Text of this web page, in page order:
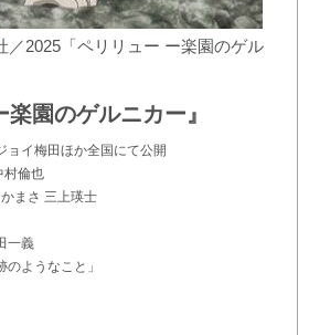
／2025「ペリリュー ー楽園のゲル
楽園のゲルニカー』
イ梅田ほか全国にて公開
村倫也
まさ 三上瑛士
一義
ようなこと」